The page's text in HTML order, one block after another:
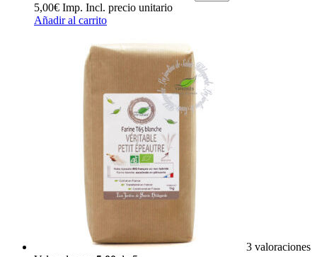
5,00€ Imp. Incl. precio unitario
Añadir al carrito
3 valoraciones